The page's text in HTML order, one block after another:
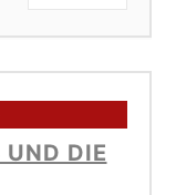
UND DIE